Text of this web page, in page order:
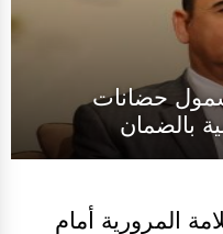
حضانات
بالضمان
المرورية أمام